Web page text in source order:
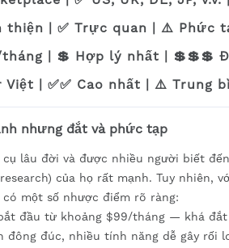
thiện | ✅ Trực quan | ⚠️ Phức
| 💲 Hợp lý nhất | 💲💲💲
Việt | ✅✅ Cao nhất | ⚠️ Trung
nhưng đắt và phức tạp
cụ lâu đời và được nhiều người biết
của họ rất mạnh. Tuy nhiên,
một số nhược điểm rõ ràng:
đầu từ khoảng $99/tháng — khá
đông đúc, nhiều tính năng dễ gây rối